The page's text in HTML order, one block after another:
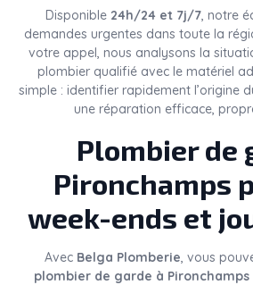
Disponible 24h/24 et 7j/7, notre
demandes urgentes dans toute la
votre appel, nous analysons la
plombier qualifié avec le matériel
simple : identifier rapidement l’origine
une réparation efficace,
Plombier de
Pironchamps
week-ends et
Avec Belga Plomberie, vous
plombier de garde à Pironchamps